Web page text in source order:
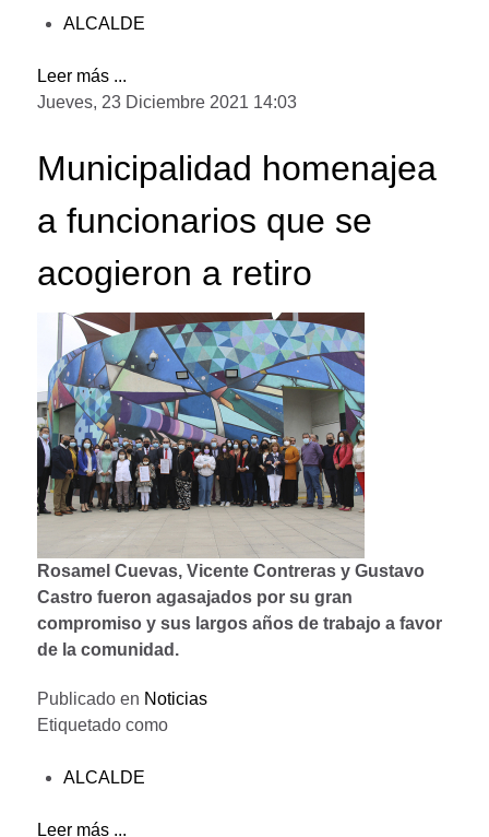
ALCALDE
Leer más ...
Jueves, 23 Diciembre 2021 14:03
Municipalidad homenajea
a funcionarios que se
acogieron a retiro
Rosamel Cuevas, Vicente Contreras y Gustavo
Castro fueron agasajados por su gran
compromiso y sus largos años de trabajo a favor
de la comunidad.
Publicado en Noticias
Etiquetado como
ALCALDE
Leer más ...